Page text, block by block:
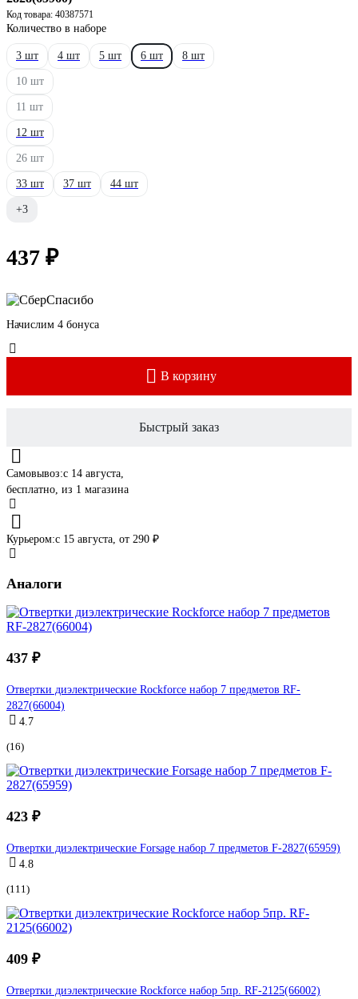
Код товара: 40387571
Количество в наборе
3 шт 4 шт 5 шт 6 шт 8 шт
10 шт
11 шт
12 шт
26 шт
33 шт 37 шт 44 шт
+3
437 ₽
Начислим 4 бонуса
В корзину
Быстрый заказ
Самовывоз:c 14 августа,
бесплатно, из 1 магазина
Курьером:c 15 августа, от 290 ₽
Аналоги
437 ₽
Отвертки диэлектрические Rockforce набор 7 предметов RF-
2827(66004)
4.7
(16)
423 ₽
Отвертки диэлектрические Forsage набор 7 предметов F-2827(65959)
4.8
(111)
409 ₽
Отвертки диэлектрические Rockforce набор 5пр. RF-2125(66002)